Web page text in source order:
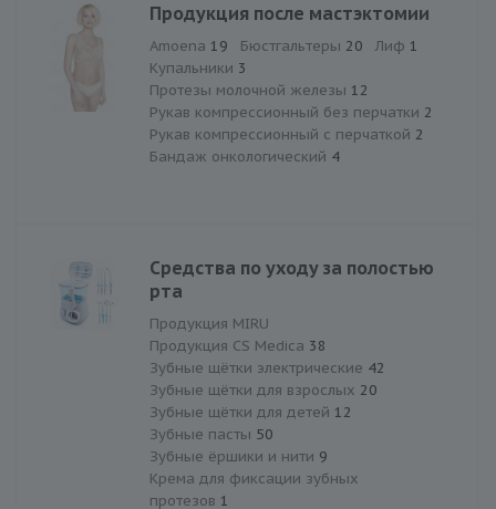
Продукция после мастэктомии
Amoena 19 Бюстгальтеры 20 Лиф 1
Купальники 3
Протезы молочной железы 12
Рукав компрессионный без перчатки 2
Рукав компрессионный с перчаткой 2
Бандаж онкологический 4
Средства по уходу за полостью
рта
Продукция MIRU
Продукция CS Medica 38
Зубные щётки электрические 42
Зубные щётки для взрослых 20
Зубные щётки для детей 12
Зубные пасты 50
Зубные ёршики и нити 9
Крема для фиксации зубных
протезов 1